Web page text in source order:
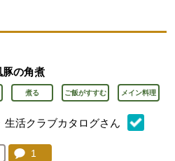
豚の角煮
煮る ご飯がすすむ メイン料理
生活クラブカタログさん
入り登録：
コメント：
1